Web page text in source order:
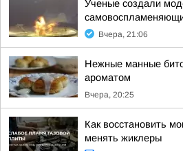
Ученые создали
Вчера, 21:06
Нежные манные
ароматом
Вчера, 20:25
Как восстановить
менять жиклеры